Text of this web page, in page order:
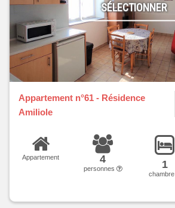
SÉLECTIONNER
Appartement n°61 - Résidence
Amiliole
Appartement 4
personnes 1
chambre